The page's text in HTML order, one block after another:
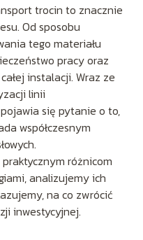
trocin to znacznie
Od sposobu
tego materiału
pracy oraz
instalacji. Wraz ze
linii
się pytanie o to,
współczesnym
różnicom
analizujemy ich
na co zwrócić
inwestycyjnej.